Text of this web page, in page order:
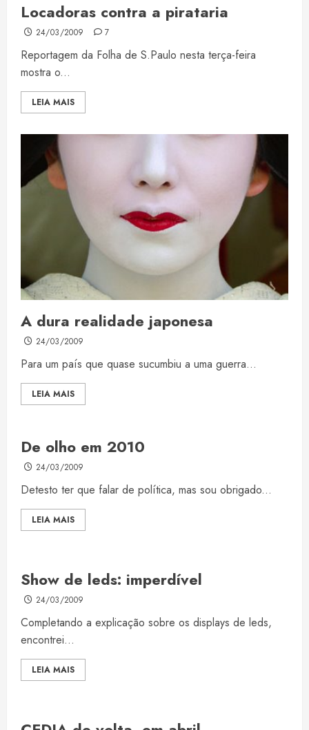
Locadoras contra a pirataria
24/03/2009 7
Reportagem da Folha de S.Paulo nesta terça-feira
mostra o...
LEIA MAIS
A dura realidade japonesa
24/03/2009
Para um país que quase sucumbiu a uma guerra...
LEIA MAIS
De olho em 2010
24/03/2009
Detesto ter que falar de política, mas sou obrigado...
LEIA MAIS
Show de leds: imperdível
24/03/2009
Completando a explicação sobre os displays de leds,
encontrei...
LEIA MAIS